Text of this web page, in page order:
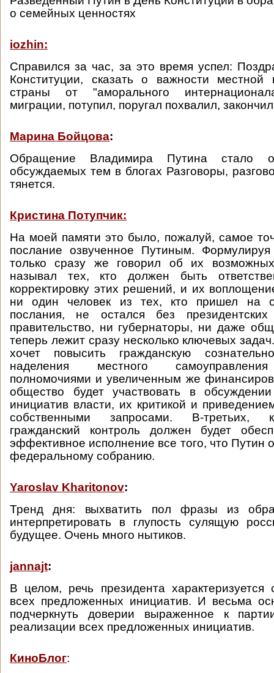
о семейных ценностях
iozhin:
Справился за час, за это время успел:
Конституции, сказать о важности
страны от "аморального
миграции, потупил, поругал похвалил,
Марина Бойцова:
Обращение Владимира Путина стало
обсуждаемых тем в блогах Разговоры,
тянется.
Кристина Потупчик:
На моей памяти это было, пожалуй, самое
послание озвученное Путиным.
только сразу же говорил об их
называл тех, кто должен быть
корректировку этих решений, и их
ни один человек из тех, кто пришел на
послания, не остался без
правительство, ни губернаторы, ни даже
теперь лежит сразу несколько ключевых
хочет повысить гражданскую
наделения местного
полномочиями и увеличенным же
общество будет участвовать в обсуждении
инициатив власти, их критикой и
собственными запросами. В-третьих,
гражданский контроль должен будет
эффективное исполнение все того, что Путин
федеральному собранию.
Yaroslav Kharitonov:
Тренд дня: выхватить пол фразы из
интерпретировать в глупость сулящую
будущее. Очень много нытиков.
jannajt:
В целом, речь президента характеризуется
всех предложенных инициатив. И весьма
подчеркнуть доверии выраженное к
реализации всех предложенных инициатив.
КиноБлог: